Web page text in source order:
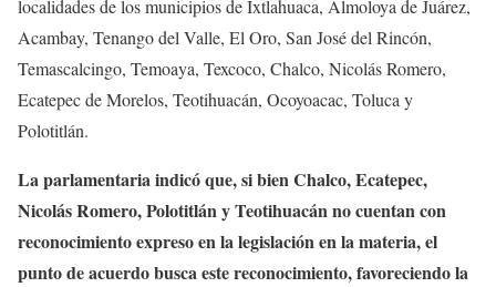
localidades de los municipios de Ixtlahuaca, Almoloya de Juárez,
Acambay, Tenango del Valle, El Oro, San José del Rincón,
Temascalcingo, Temoaya, Texcoco, Chalco, Nicolás Romero,
Ecatepec de Morelos, Teotihuacán, Ocoyoacac, Toluca y
Polotitlán.
La parlamentaria indicó que, si bien Chalco, Ecatepec,
Nicolás Romero, Polotitlán y Teotihuacán no cuentan con
reconocimiento expreso en la legislación en la materia, el
punto de acuerdo busca este reconocimiento, favoreciendo la